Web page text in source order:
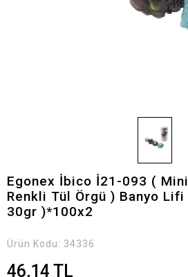
Egonex İbico İ21-093 (
Renkli Tül Örgü ) Banyo
30gr )*100x2
Ürün Kodu: 34336
46,14 TL